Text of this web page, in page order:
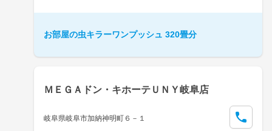
お部屋の虫キラーワンプッシュ 320畳分
ＭＥＧＡドン・キホーテＵＮＹ岐阜店
岐阜県岐阜市加納神明町６－１